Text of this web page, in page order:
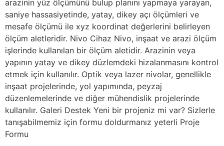
arazinin yüz ölçümünü bulup planını yapmaya yarayan,
saniye hassasiyetinde, yatay, dikey açı ölçümleri ve
mesafe ölçümü ile xyz koordinat değerlerini belirleyen
ölçüm aletleridir. Nivo Cihaz Nivo, inşaat ve arazi ölçüm
işlerinde kullanılan bir ölçüm aletidir. Arazinin veya
yapının yatay ve dikey düzlemdeki hizalanmasını kontrol
etmek için kullanılır. Optik veya lazer nivolar, genellikle
inşaat projelerinde, yol yapımında, peyzaj
düzenlemelerinde ve diğer mühendislik projelerinde
kullanılır. Galeri Destek Yeni bir projeniz mi var? Sizlerle
tanışabilmemiz için formu doldurmanız yeterli Proje
Formu